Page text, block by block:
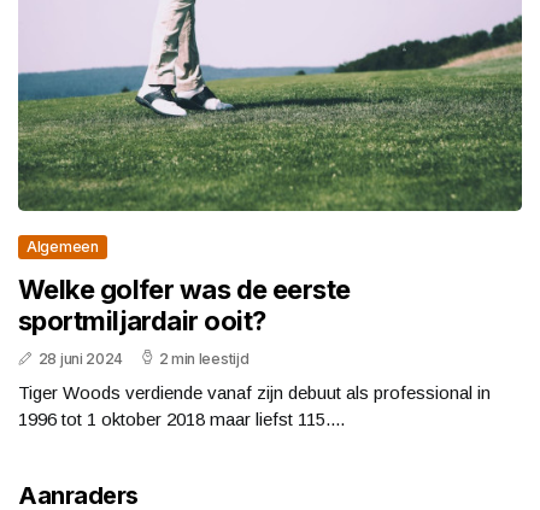
Algemeen
Welke golfer was de eerste
sportmiljardair ooit?
28 juni 2024 2 min leestijd
Tiger Woods verdiende vanaf zijn debuut als professional in
1996 tot 1 oktober 2018 maar liefst 115....
Aanraders